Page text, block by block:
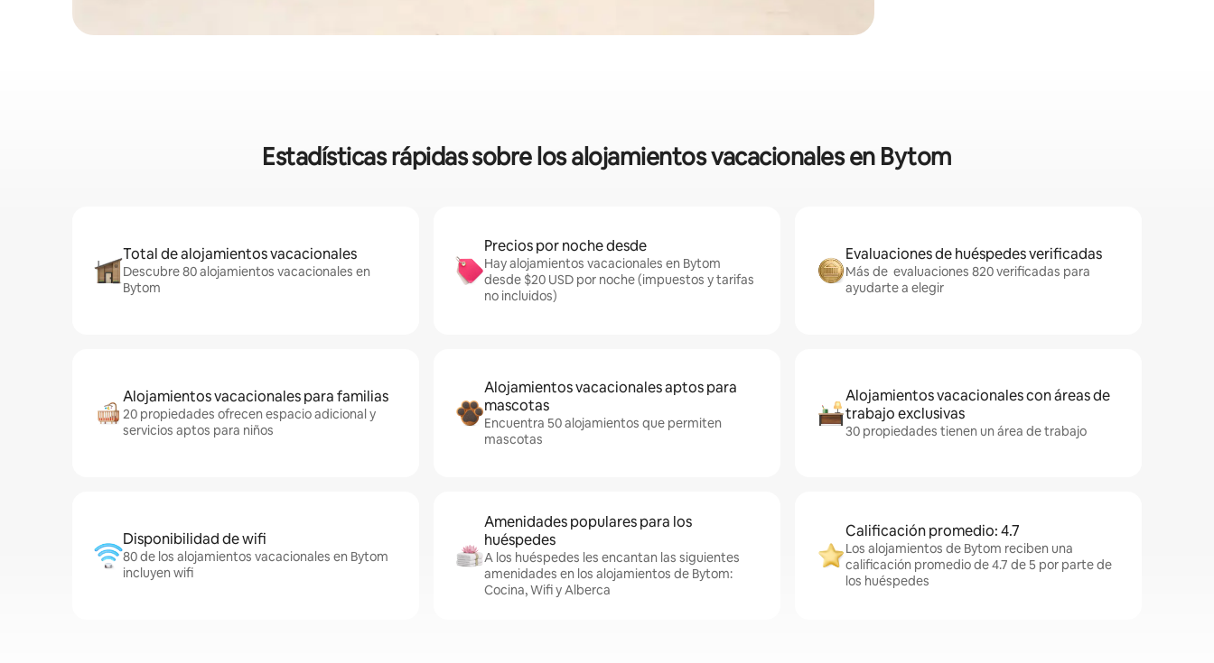
Estadísticas rápidas sobre los alojamientos vacacionales en Bytom
Total de alojamientos vacacionales
Descubre 80 alojamientos vacacionales en
Bytom
Precios por noche desde
Hay alojamientos vacacionales en Bytom
desde $20 USD por noche (impuestos y tarifas
no incluidos)
Evaluaciones de huéspedes verificadas
Más de evaluaciones 820 verificadas para
ayudarte a elegir
Alojamientos vacacionales para familias
20 propiedades ofrecen espacio adicional y
servicios aptos para niños
Alojamientos vacacionales aptos para
mascotas
Encuentra 50 alojamientos que permiten
mascotas
Alojamientos vacacionales con áreas de
trabajo exclusivas
30 propiedades tienen un área de trabajo
Disponibilidad de wifi
80 de los alojamientos vacacionales en Bytom
incluyen wifi
Amenidades populares para los
huéspedes
A los huéspedes les encantan las siguientes
amenidades en los alojamientos de Bytom:
Cocina, Wifi y Alberca
Calificación promedio: 4.7
Los alojamientos de Bytom reciben una
calificación promedio de 4.7 de 5 por parte de
los huéspedes